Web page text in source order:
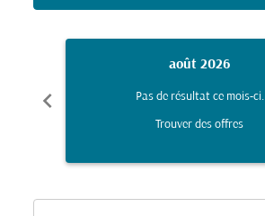
chevron_left
août 2026
Pas de résultat ce mois-ci.
Trouver des offres